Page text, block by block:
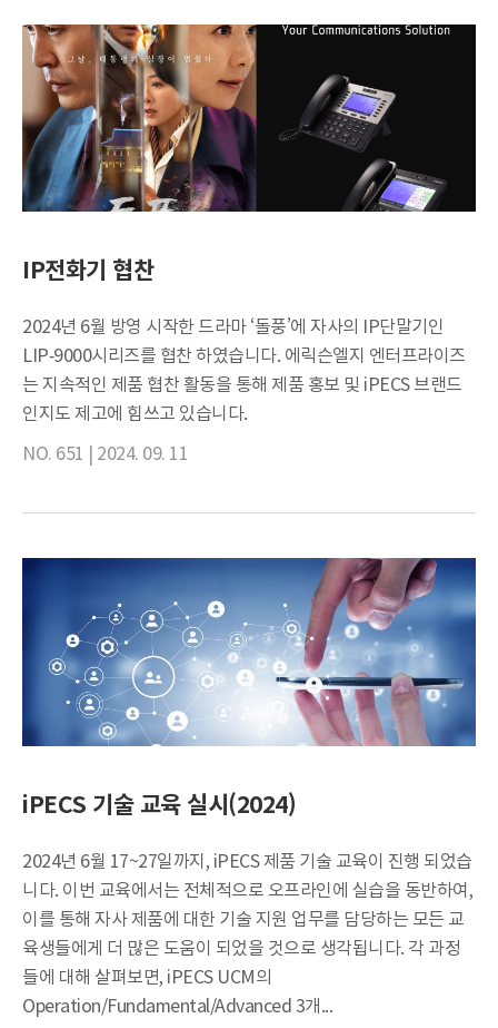
IP전화기 협찬
2024년 6월 방영 시작한 드라마 ‘돌풍’에 자사의 IP단말기인
LIP-9000시리즈를 협찬 하였습니다. 에릭슨엘지 엔터프라이즈
는 지속적인 제품 협찬 활동을 통해 제품 홍보 및 iPECS 브랜드
인지도 제고에 힘쓰고 있습니다.
NO. 651 | 2024. 09. 11
iPECS 기술 교육 실시(2024)
2024년 6월 17~27일까지, iPECS 제품 기술 교육이 진행 되었습
니다. 이번 교육에서는 전체적으로 오프라인에 실습을 동반하여,
이를 통해 자사 제품에 대한 기술 지원 업무를 담당하는 모든 교
육생들에게 더 많은 도움이 되었을 것으로 생각됩니다. 각 과정
들에 대해 살펴보면, iPECS UCM의
Operation/Fundamental/Advanced 3개...